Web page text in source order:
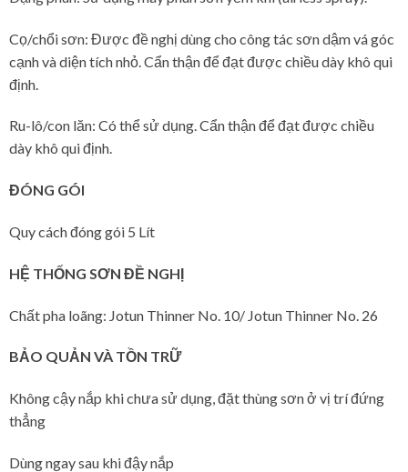
Cọ/chổi sơn: Được đề nghị dùng cho công tác sơn dậm vá góc
cạnh và diện tích nhỏ. Cẩn thận để đạt được chiều dày khô qui
định.
Ru-lô/con lăn: Có thể sử dụng. Cẩn thận để đạt được chiều
dày khô qui định.
ĐÓNG GÓI
Quy cách đóng gói 5 Lít
HỆ THỐNG SƠN ĐỀ NGHỊ
Chất pha loãng: Jotun Thinner No. 10/ Jotun Thinner No. 26
BẢO QUẢN VÀ TỒN TRỮ
Không cậy nắp khi chưa sử dụng, đặt thùng sơn ở vị trí đứng
thẳng
Dùng ngay sau khi đậy nắp